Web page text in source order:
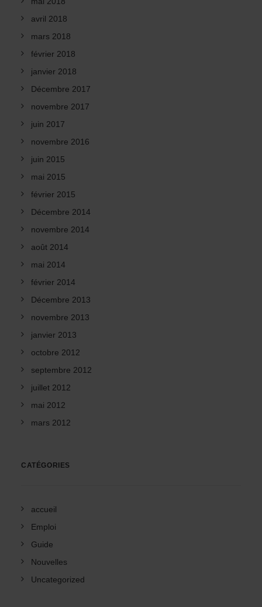
avril 2018
mars 2018
février 2018
janvier 2018
Décembre 2017
novembre 2017
juin 2017
novembre 2016
juin 2015
mai 2015
février 2015
Décembre 2014
novembre 2014
août 2014
mai 2014
février 2014
Décembre 2013
novembre 2013
janvier 2013
octobre 2012
septembre 2012
juillet 2012
mai 2012
mars 2012
CATÉGORIES
accueil
Emploi
Guide
Nouvelles
Uncategorized